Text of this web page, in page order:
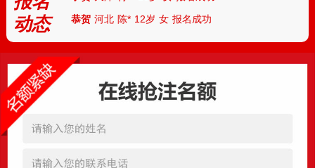
动态
恭贺 湖北武汉 胡** 7岁 男 报名成功
河南南阳 陆** 8岁 女 报名成功
恭贺 杭州 刘**